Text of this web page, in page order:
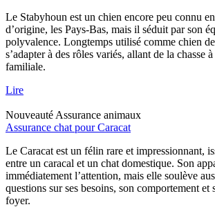
Le Stabyhoun est un chien encore peu connu
d’origine, les Pays-Bas, mais il séduit par son
polyvalence. Longtemps utilisé comme chien
s’adapter à des rôles variés, allant de la chasse
familiale.
Lire
Nouveauté Assurance animaux
Assurance chat pour Caracat
Le Caracat est un félin rare et impressionnant,
entre un caracal et un chat domestique. Son
immédiatement l’attention, mais elle soulève
questions sur ses besoins, son comportement et
foyer.